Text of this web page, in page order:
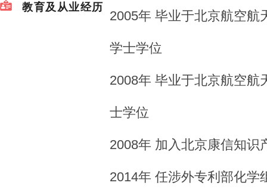
教育及从业经历
2005年 毕业于北京航空航
学士学位
2008年 毕业于北京航空航
士学位
2008年 加入北京康信知识
2014年 任涉外专利部化学